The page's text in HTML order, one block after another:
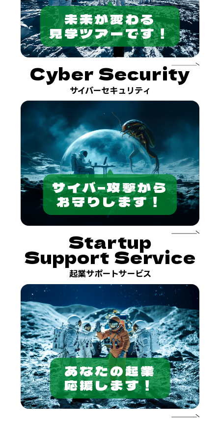
未来が変わる
見学ツアーです！
Cyber Security
サイバーセキュリティ
サイバ−攻撃から
お守りします！
Startup
Support Service
起業サポートサービス
あなたの起業
応援します！